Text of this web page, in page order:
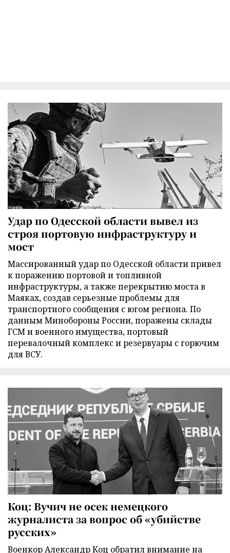
Удар по Одесской области вывел из
строя портовую инфраструктуру и
мост
Массированный удар по Одесской области привел
к поражению портовой и топливной
инфраструктуры, а также перекрытию моста в
Маяках, создав серьезные проблемы для
транспортного сообщения с югом региона. По
данным Минобороны России, поражены склады
ГСМ и военного имущества, портовый
перевалочный комплекс и резервуары с горючим
для ВСУ.
Коц: Вучич не осек немецкого
журналиста за вопрос об «убийстве
русских»
Военкор Александр Коц обратил внимание на